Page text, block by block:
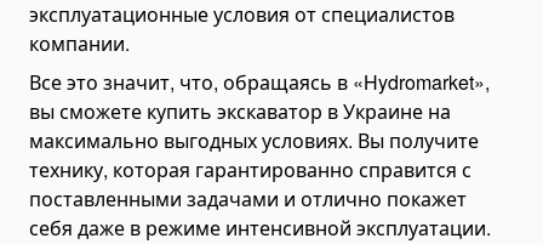
Складские погрузчики
Погрузчики для поддонов
Мини-погрузчики
Телескопические погрузчики
Вилочные погрузчики
Эвакуаторы и автовозы
эксплуатационные условия от специалистов
компании.
Все это значит, что, обращаясь в «Hydromarket»,
вы сможете купить экскаватор в Украине на
максимально выгодных условиях. Вы получите
технику, которая гарантированно справится с
поставленными задачами и отлично покажет
себя даже в режиме интенсивной эксплуатации.